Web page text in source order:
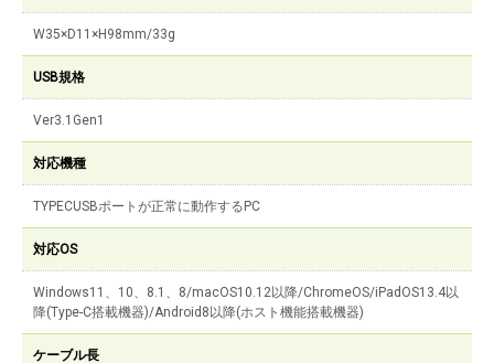
W35×D11×H98mm/33g
USB規格
Ver3.1Gen1
対応機種
TYPECUSBポートが正常に動作するPC
対応OS
Windows11、10、8.1、8/macOS10.12以降/ChromeOS/iPadOS13.4以
降(Type-C搭載機器)/Android8以降(ホスト機能搭載機器)
ケーブル長